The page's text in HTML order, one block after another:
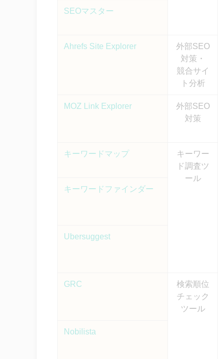
SEOマスター
Ahrefs Site Explorer
外部SEO
対策・
競合サイ
ト分析
MOZ Link Explorer
外部SEO
対策
キーワードマップ
キーワー
ド調査ツ
ール
キーワードファインダー
Ubersuggest
GRC
検索順位
チェック
ツール
Nobilista